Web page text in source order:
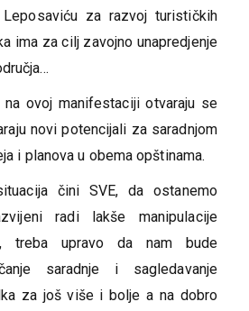
za razvoj turističkih
ima za cilj zavojno unapredjenje
na ovoj manifestaciji otvaraju se
novi potencijali za saradnjom
i planova u obema opštinama.
čini SVE, da ostanemo
radi lakše manipulacije
treba upravo da nam bude
saradnje i sagledavanje
za još više i bolje a na dobro